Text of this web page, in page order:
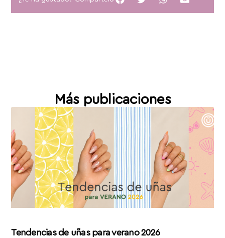
Más publicaciones
Tendencias de uñas para verano 2026